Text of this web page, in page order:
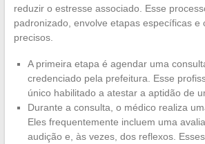
reduzir o estresse associado. Esse
padronizado, envolve etapas específicas e
precisos.
A primeira etapa é agendar uma
credenciado pela prefeitura. Esse
único habilitado a atestar a aptidão de
Durante a consulta, o médico realiza
Eles frequentemente incluem uma
audição e, às vezes, dos reflexos.